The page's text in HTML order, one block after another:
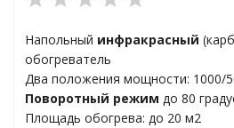
Напольный инфракрасный
обогреватель
Два положения мощности: 1000/
Поворотный режим до 80
Площадь обогрева: до 20 м2